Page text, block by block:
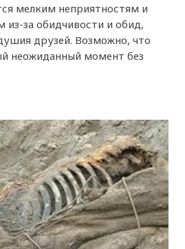
мелким неприятностям и
за обидчивости и обид,
друзей. Возможно, что
неожиданный момент без